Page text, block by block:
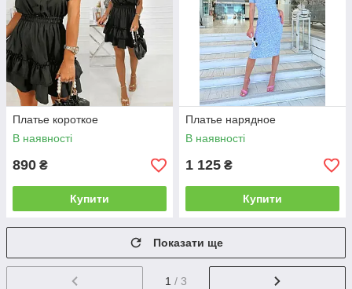
Платье короткое
В наявності
890 ₴
Купити
Платье нарядное
В наявності
1 125 ₴
Купити
Показати ще
1 / 3